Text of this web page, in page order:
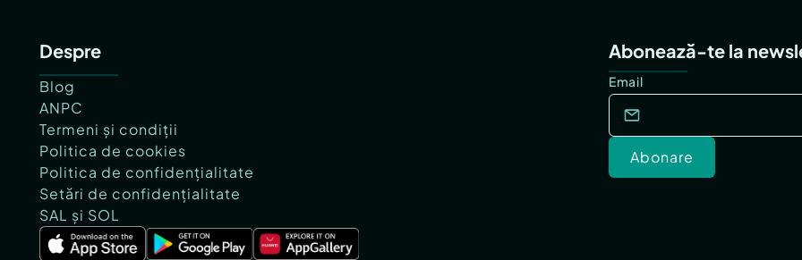
Despre
Blog
ANPC
Termeni și condiții
Politica de cookies
Politica de confidențialitate
Setări de confidențialitate
SAL și SOL
Abonează-te la
Email
Abonare